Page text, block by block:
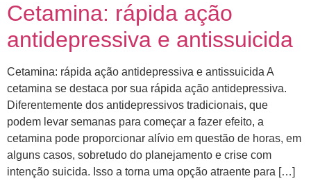
Cetamina: rápida ação
antidepressiva e antissuicida
Cetamina: rápida ação antidepressiva e antissuicida A
cetamina se destaca por sua rápida ação antidepressiva.
Diferentemente dos antidepressivos tradicionais, que
podem levar semanas para começar a fazer efeito, a
cetamina pode proporcionar alívio em questão de horas, em
alguns casos, sobretudo do planejamento e crise com
intenção suicida. Isso a torna uma opção atraente para […]